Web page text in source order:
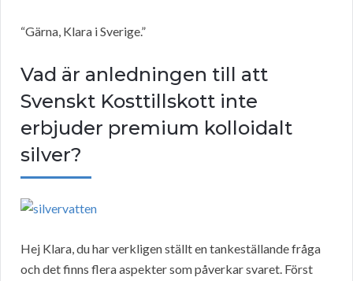
“Gärna, Klara i Sverige.”
Vad är anledningen till att
Svenskt Kosttillskott inte
erbjuder premium kolloidalt
silver?
Hej Klara, du har verkligen ställt en tankeställande fråga
och det finns flera aspekter som påverkar svaret. Först